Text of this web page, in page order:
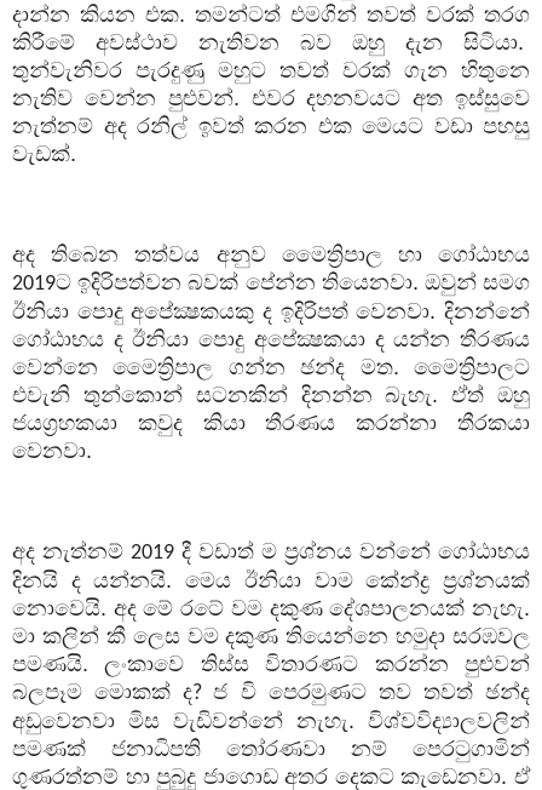
දාන්න කියන එක. තමන්ටත් එමගින් තවත් වරක් තරග
කිරීමේ අවස්ථාව නැතිවන බව ඔහු දැන සිටියා.
තුන්වැනිවර පැරදුණු මහුට තවත් වරක් ගැන හිතුනෙ
නැතිව වෙන්න පුළුවන්. එවර දහනවයට අත ඉස්සුවෙ
නැත්නම් අද රනිල් ඉවත් කරන එක මෙයට වඩා පහසු
වැඩක්.
අද තිබෙන තත්වය අනුව මෛත්‍රිපාල හා ගෝඨාභය
2019ට ඉදිරිපත්වන බවක් පේන්න තියෙනවා. ඔවුන් සමග
ඊනියා පොදු අපේක්‍ෂකයකු ද ඉදිරිපත් වෙනවා. දිනන්නේ
ගෝඨාභය ද ඊනියා පොදු අපේක්‍ෂකයා ද යන්න තීරණය
වෙන්නෙ මෛත්‍රිපාල ගන්න ඡන්ද මත. මෛත්‍රිපාලට
එවැනි තුන්කොන් සටනකින් දිනන්න බැහැ. ඒත් ඔහු
ජයග්‍රහකයා කවුද කියා තීරණය කරන්නා තීරකයා
වෙනවා.
අද නැත්නම් 2019 දී වඩාත් ම ප්‍රශ්නය වන්නේ ගෝඨාභය
දිනයි ද යන්නයි. මෙය ඊනියා වාම කේන්ද්‍ර ප්‍රශ්නයක්
නොවෙයි. අද මේ රටේ වම දකුණ දේශපාලනයක් නැහැ.
මා කලින් කී ලෙස වම දකුණ තියෙන්නෙ හමුදා සරඹවල
පමණයි. ලංකාවෙ තිස්ස විතාරණට කරන්න පුළුවන්
බලපෑම මොකක් ද?ජ වි පෙරමුණට තව තවත් ඡන්ද
අඩුවෙනවා මිස වැඩිවන්නේ නැහැ. විශ්වවිද්‍යාලවලින්
පමණක් ජනාධිපති තෝරණවා නම් පෙරටුගාමින්
ගුණරත්නම් හා පුබුදු ජාගොඩ අතර දෙකට කැඩෙනවා. ඒ